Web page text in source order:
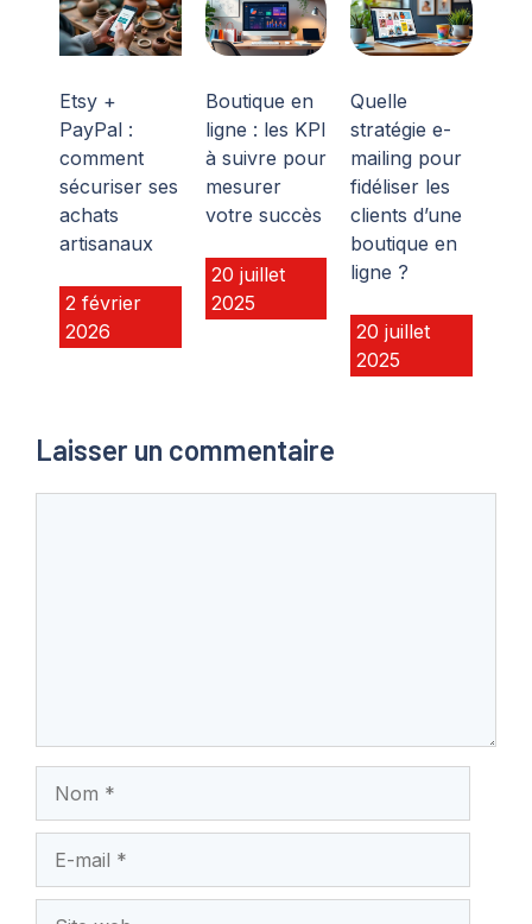
Etsy +
PayPal :
comment
sécuriser ses
achats
artisanaux
2 février
2026
Boutique en
ligne : les KPI
à suivre pour
mesurer
votre succès
20 juillet
2025
Quelle
stratégie e-
mailing pour
fidéliser les
clients d’une
boutique en
ligne ?
20 juillet
2025
Laisser un commentaire
mail